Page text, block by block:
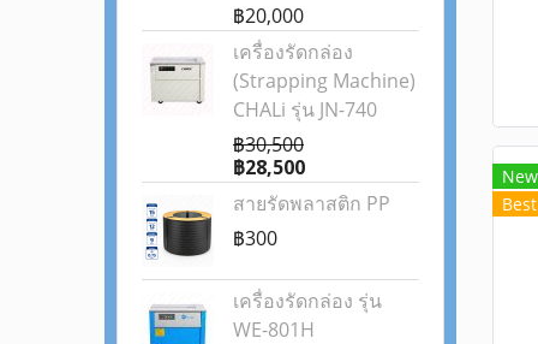
New
฿20,000
เครื่องรัดกล่อง
(Strapping Machine)
CHALi รุ่น JN-740
฿30,500
฿28,500
สายรัดพลาสติก PP
฿300
เครื่องรัดกล่อง รุ่น
WE-801H